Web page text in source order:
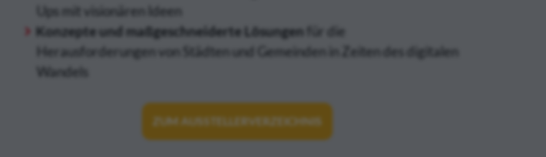
Ups mit visionären Ideen
Konzepte und maßgeschneiderte Lösungen für die
Herausforderungen von Städten und Gemeinden in Zeiten des digitalen
Wandels
ZUM AUSSTELLERVERZEICHNIS